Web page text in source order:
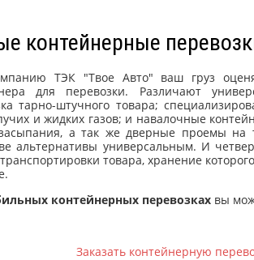
контейнерные
ТЭК "Твое Авто" ваш груз
для перевозки. Различают
тарно-штучного товара;
и жидких газов; и навалочные
а так же дверные проемы на
альтернативы универсальным. И
товара, хранение
контейнерных перевозках вы
Заказать контейнерную